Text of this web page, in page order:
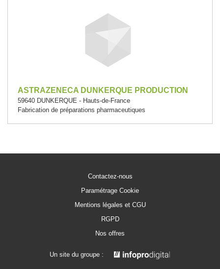
ASTRAZENECA DUNKERQUE PRODUCTION
59640 DUNKERQUE - Hauts-de-France
Fabrication de préparations pharmaceutiques
Contactez-nous
Paramétrage Cookie
Mentions légales et CGU
RGPD
Nos offres
Un site du groupe :